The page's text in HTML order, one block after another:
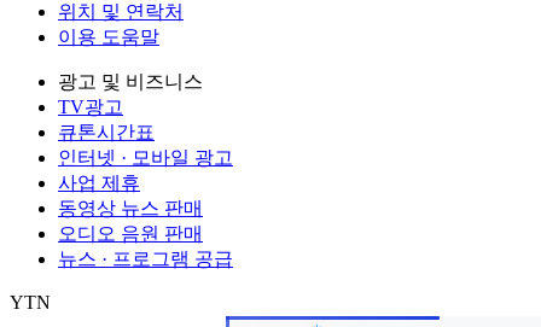
위치 및 연락처
이용 도움말
광고 및 비즈니스
TV광고
큐톤시간표
인터넷 · 모바일 광고
사업 제휴
동영상 뉴스 판매
오디오 음원 판매
뉴스 · 프로그램 공급
YTN